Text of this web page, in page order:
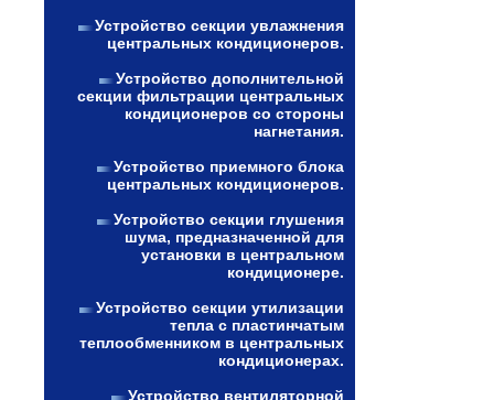
Устройство секции увлажнения
центральных кондиционеров.
Устройство дополнительной
секции фильтрации центральных
кондиционеров со стороны
нагнетания.
Устройство приемного блока
центральных кондиционеров.
Устройство секции глушения
шума, предназначенной для
установки в центральном
кондиционере.
Устройство секции утилизации
тепла с пластинчатым
теплообменником в центральных
кондиционерах.
Устройство вентиляторной